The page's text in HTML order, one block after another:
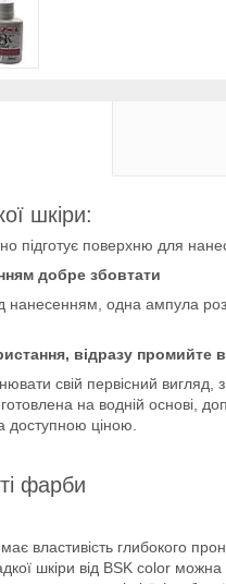
шкіри:
підготує поверхню для
добре збовтати
нанесенням, одна ампула
відразу промийте в
свій первісний вигляд,
на водній
доступною ціною.
фарби
має властивість глибокого
шкіри від BSK color